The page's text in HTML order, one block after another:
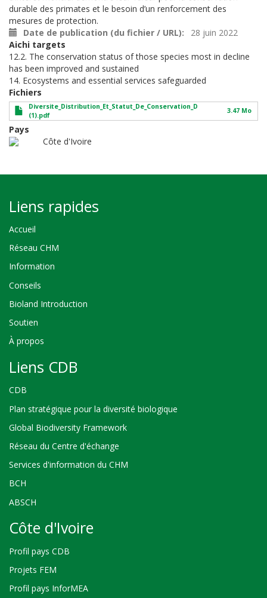
durable des primates et le besoin d’un renforcement des
mesures de protection.
Date de publication (du fichier / URL)
28 juin 2022
Aichi targets
12.2. The conservation status of those species most in decline
has been improved and sustained
14. Ecosystems and essential services safeguarded
Fichiers
Diversite_Distribution_Et_Statut_De_Conservation_D
(1).pdf
3.47 Mo
Pays
Côte d'Ivoire
Liens rapides
Accueil
Réseau CHM
Information
Conseils
Bioland Introduction
Soutien
À propos
Liens CDB
CDB
Plan stratégique pour la diversité biologique
Global Biodiversity Framework
Réseau du Centre d'échange
Services d'information du CHM
BCH
ABSCH
Côte d'Ivoire
Profil pays CDB
Projets FEM
Profil pays InforMEA